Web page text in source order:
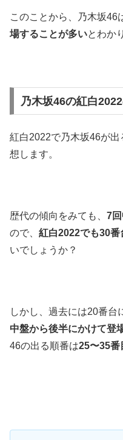
このことから、乃木坂46
場することが多いとわか
乃木坂46の紅白
紅白2022で乃木坂46が出
想します。
歴代の傾向をみても、 7
ので、 紅白2022でも30
いでしょうか？
しかし、過去には20番台
中盤から後半にかけて登
46の出る順番は25〜35番